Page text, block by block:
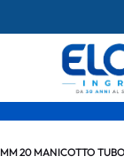
MM 20 MANICOTTO